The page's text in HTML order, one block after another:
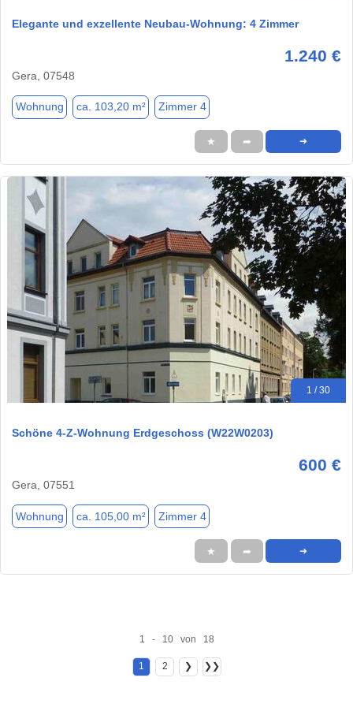
Elegante und exzellente Neubau-Wohnung: 4 Zimmer
1.240 €
Gera, 07548
Wohnung ca. 103,20 m² Zimmer 4
★ ➦ ➜
1 / 30
Schöne 4-Z-Wohnung Erdgeschoss (W22W0203)
600 €
Gera, 07551
Wohnung ca. 105,00 m² Zimmer 4
★ ➦ ➜
1 - 10 von 18
1 2 ❯ ❯❯